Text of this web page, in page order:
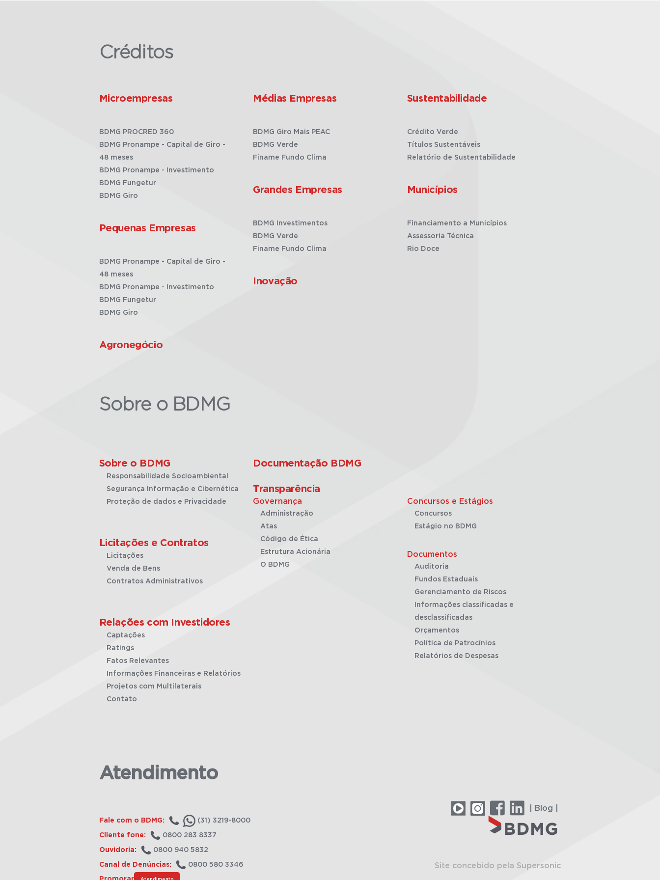
Créditos
Microempresas
BDMG PROCRED 360
BDMG Pronampe - Capital de Giro -
48 meses
BDMG Pronampe - Investimento
BDMG Fungetur
BDMG Giro
Pequenas Empresas
BDMG Pronampe - Capital de Giro -
48 meses
BDMG Pronampe - Investimento
BDMG Fungetur
BDMG Giro
Agronegócio
Médias Empresas
BDMG Giro Mais PEAC
BDMG Verde
Finame Fundo Clima
Grandes Empresas
BDMG Investimentos
BDMG Verde
Finame Fundo Clima
Inovação
Sustentabilidade
Crédito Verde
Títulos Sustentáveis
Relatório de Sustentabilidade
Municípios
Financiamento a Municípios
Assessoria Técnica
Rio Doce
Sobre o BDMG
Sobre o BDMG
Responsabilidade Socioambiental
Segurança Informação e Cibernética
Proteção de dados e Privacidade
Licitações e Contratos
Licitações
Venda de Bens
Contratos Administrativos
Relações com Investidores
Captações
Ratings
Fatos Relevantes
Informações Financeiras e Relatórios
Projetos com Multilaterais
Contato
Documentação BDMG
Transparência
Governança
Administração
Atas
Código de Ética
Estrutura Acionária
O BDMG
Concursos e Estágios
Concursos
Estágio no BDMG
Documentos
Auditoria
Fundos Estaduais
Gerenciamento de Riscos
Informações classificadas e
desclassificadas
Orçamentos
Política de Patrocínios
Relatórios de Despesas
Atendimento
Fale com o BDMG: (31) 3219-8000
Cliente fone: 0800 283 8337
Ouvidoria: 0800 940 5832
Canal de Denúncias: 0800 580 3346
Atendimento
| Blog |
Site concebido pela Supersonic